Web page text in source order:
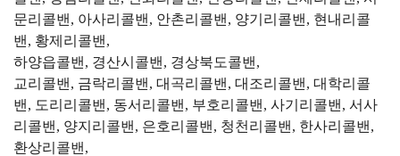
문리콜밴, 아사리콜밴, 안촌리콜밴, 양기리콜밴, 현내리콜
밴, 황제리콜밴,
하양읍콜밴, 경산시콜밴, 경상북도콜밴,
교리콜밴, 금락리콜밴, 대곡리콜밴, 대조리콜밴, 대학리콜
밴, 도리리콜밴, 동서리콜밴, 부호리콜밴, 사기리콜밴, 서사
리콜밴, 양지리콜밴, 은호리콜밴, 청천리콜밴, 한사리콜밴,
환상리콜밴,